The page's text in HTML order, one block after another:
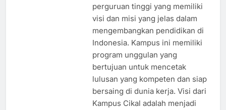
perguruan tinggi yang memiliki
visi dan misi yang jelas dalam
mengembangkan pendidikan di
Indonesia. Kampus ini memiliki
program unggulan yang
bertujuan untuk mencetak
lulusan yang kompeten dan siap
bersaing di dunia kerja. Visi dari
Kampus Cikal adalah menjadi